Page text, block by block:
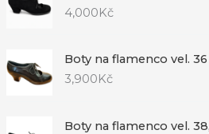
4,000Kč
Boty na flamenco vel.
3,900 Kč
Boty na flamenco vel.